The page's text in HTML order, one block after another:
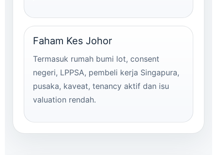
Faham Kes Johor
Termasuk rumah bumi lot, consent
negeri, LPPSA, pembeli kerja Singapura,
pusaka, kaveat, tenancy aktif dan isu
valuation rendah.